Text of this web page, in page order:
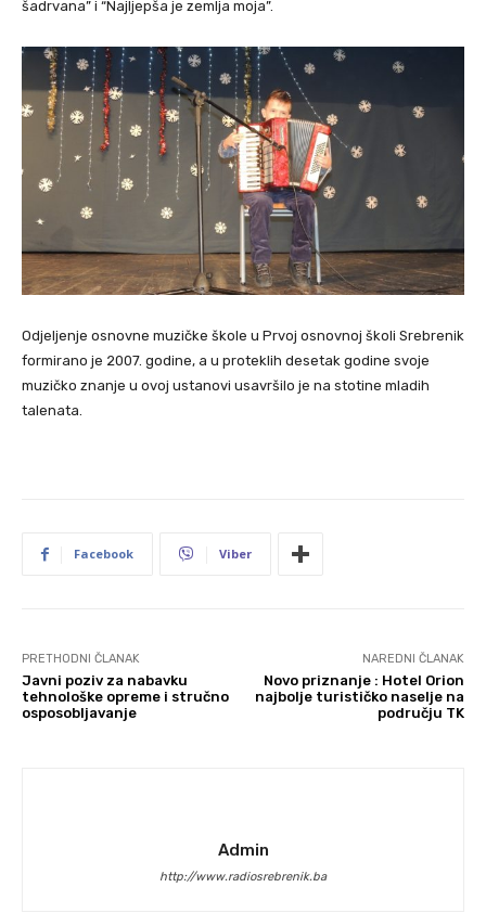
šadrvana” i “Najljepša je zemlja moja”.
Odjeljenje osnovne muzičke škole u Prvoj osnovnoj školi Srebrenik
formirano je 2007. godine, a u proteklih desetak godine svoje
muzičko znanje u ovoj ustanovi usavršilo je na stotine mladih
talenata.
Facebook Viber
PRETHODNI ČLANAK
Javni poziv za nabavku
tehnološke opreme i stručno
osposobljavanje
NAREDNI ČLANAK
Novo priznanje : Hotel Orion
najbolje turističko naselje na
području TK
Admin
http://www.radiosrebrenik.ba